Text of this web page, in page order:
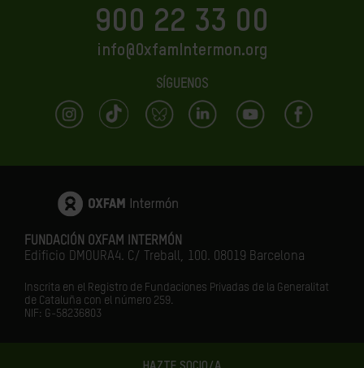
900 22 33 00
info@OxfamIntermon.org
SÍGUENOS
FUNDACIÓN OXFAM INTERMÓN
Edificio DMOURA4. C/ Treball, 100. 08019 Barcelona
Inscrita en el Registro de Fundaciones Privadas de la Generalitat
de Cataluña con el número 259.
NIF: G-58236803